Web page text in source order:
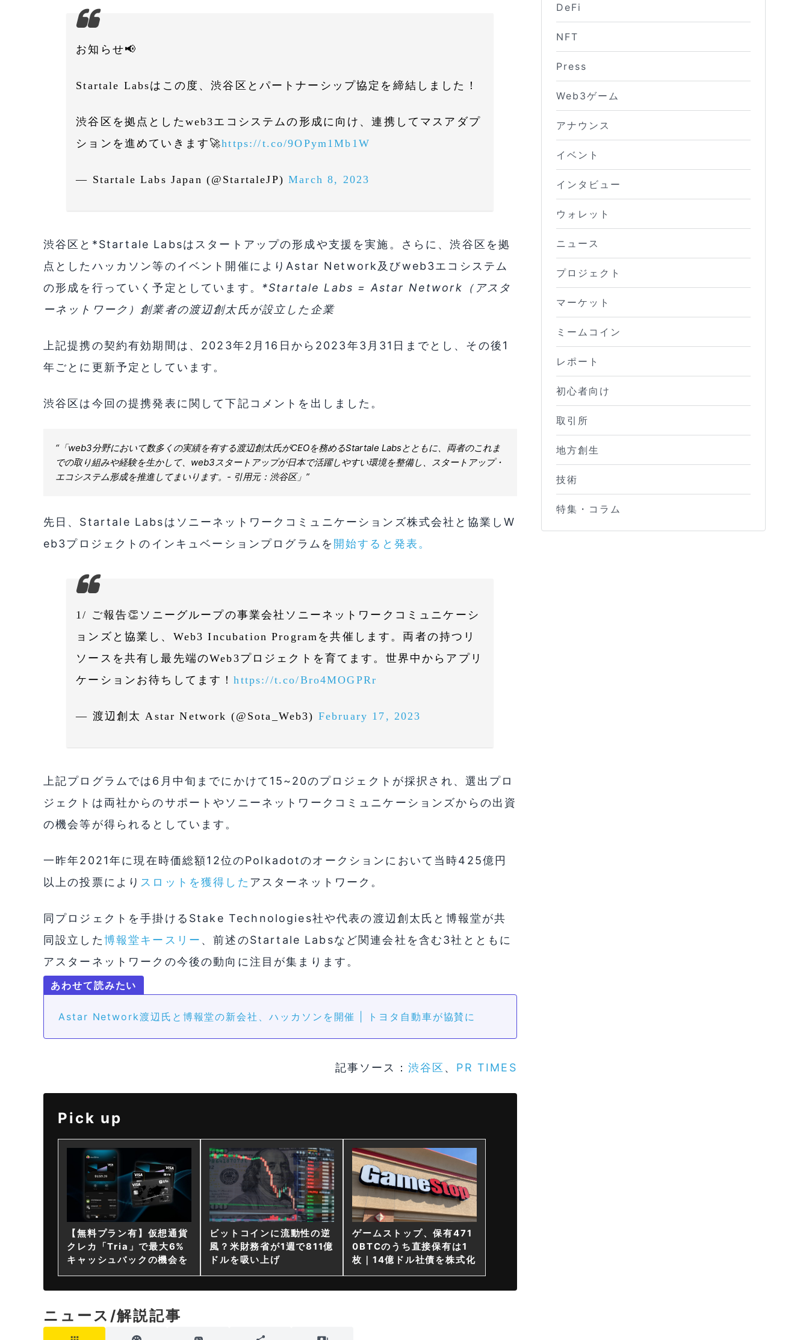
お知らせ📢
Startale Labsはこの度、渋谷区とパートナーシップ協定を締結しました！
渋谷区を拠点としたweb3エコシステムの形成に向け、連携してマスアダプ
ションを進めていきます🚀https://t.co/9OPym1Mb1W
— Startale Labs Japan (@StartaleJP)March 8, 2023
渋谷区と*Startale Labsはスタートアップの形成や支援を実施。さらに、渋谷区を拠
点としたハッカソン等のイベント開催によりAstar Network及びweb3エコシステム
の形成を行っていく予定としています。 *Startale Labs = Astar Network（アスタ
ーネットワーク）創業者の渡辺創太氏が設立した企業
上記提携の契約有効期間は、2023年2月16日から2023年3月31日までとし、その後1
年ごとに更新予定としています。
渋谷区は今回の提携発表に関して下記コメントを出しました。
“「web3分野において数多くの実績を有する渡辺創太氏がCEOを務めるStartale Labsとともに、両者のこれま
での取り組みや経験を生かして、web3スタートアップが日本で活躍しやすい環境を整備し、スタートアップ・
エコシステム形成を推進してまいります。- 引用元：渋谷区」”
先日、Startale Labsはソニーネットワークコミュニケーションズ株式会社と協業しW
eb3プロジェクトのインキュベーションプログラムを 開始すると発表。
1/ ご報告👏ソニーグループの事業会社ソニーネットワークコミュニケーシ
ョンズと協業し、Web3 Incubation Programを共催します。両者の持つリ
ソースを共有し最先端のWeb3プロジェクトを育てます。世界中からアプリ
ケーションお待ちしてます！https://t.co/Bro4MOGPRr
— 渡辺創太 Astar Network (@Sota_Web3) February 17, 2023
上記プログラムでは6月中旬までにかけて15~20のプロジェクトが採択され、選出プロ
ジェクトは両社からのサポートやソニーネットワークコミュニケーションズからの出資
の機会等が得られるとしています。
一昨年2021年に現在時価総額12位のPolkadotのオークションにおいて当時425億円
以上の投票により スロットを獲得した アスターネットワーク。
同プロジェクトを手掛けるStake Technologies社や代表の渡辺創太氏と博報堂が共
同設立した博報堂キースリー 、前述のStartale Labsなど関連会社を含む3社とともに
アスターネットワークの今後の動向に注目が集まります。
Astar Network渡辺氏と博報堂の新会社、ハッカソンを開催 | トヨタ自動車が協賛に
記事ソース： 渋谷区 、 PR TIMES
Pick up
【無料プラン有】仮想通貨
クレカ「Tria」で最大6%
キャッシュバックの機会を
ビットコインに流動性の逆
風？米財務省が1週で811億
ドルを吸い上げ
ゲームストップ、保有471
0BTCのうち直接保有は1
枚｜14億ドル社債を株式化
ニュース/解説記事
DeFi
NFT
Press
Web3ゲーム
アナウンス
イベント
インタビュー
ウォレット
ニュース
プロジェクト
マーケット
ミームコイン
レポート
初心者向け
取引所
地方創生
技術
特集・コラム